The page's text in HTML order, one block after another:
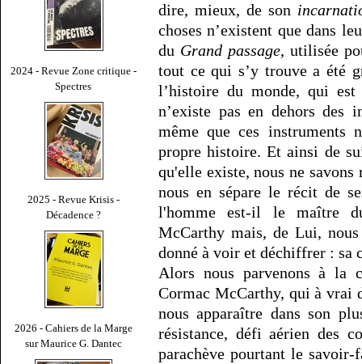
2024 - Revue Zone critique -
Spectres
2025 - Revue Krisis -
Décadence ?
2026 - Cahiers de la Marge
sur Maurice G. Dantec
dire, mieux, de son
choses n’existent que dans
du Grand passage, utilisée
tout ce qui s’y trouve a été
l’histoire du monde, qui
n’existe pas en dehors des
même que ces instruments
propre histoire. Et ainsi de
qu'elle existe, nous ne
nous en sépare le récit de
l'homme est-il le maître
McCarthy mais, de Lui,
donné à voir et déchiffrer : sa
Alors nous parvenons à la
Cormac McCarthy, qui à vrai
nous apparaître dans son
résistance, défi aérien des
parachève pourtant le savoir-